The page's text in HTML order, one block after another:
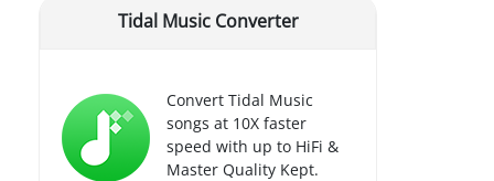
Tidal Music Converter
Convert Tidal Music
songs at 10X faster
speed with up to HiFi &
Master Quality Kept.